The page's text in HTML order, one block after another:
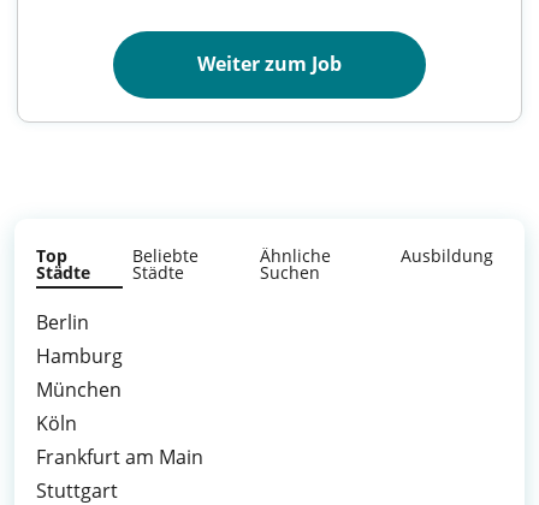
Weiter zum Job
Top
Städte
Beliebte
Städte
Ähnliche
Suchen
Ausbildung
Berlin
Hamburg
München
Köln
Frankfurt am Main
Stuttgart